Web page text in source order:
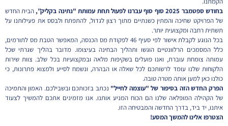
בחודש ספטמבר 2025 סוף סוף עברנו לפעול תחת עמותת "נתינה בקליק”,
הבית החדש
של הפרויקט שחיכה והמתין כשנתיים מתוך רצון לגדול, להתפתח ולבסס את פעילותנו על
תשתית רחבה ומקצועית יותר.
בכל הנוגע לקבלת אישור לפי סעיף 46 לפקודת מס הכנסה, המאפשר הטבת מס לתורמים,
כלל המסמכים הרלוונטיים הוגשו ותהליך הבחינה בעיצומו. מדובר בהליך שגרתי שכל
עמותה צומחת עוברת, ואנו פועלים בשקיפות מלאה ובמקצועיות בכל שלב. צוות שירות
הלקוחות שלנו עומד לרשותכם לכל שאלה או הבהרה, ונשמח לסייע ולמצוא פתרונות, כי
כולנו כאן למען אותה מטרה טובה.
הפרק החדש הזה בסיפור של "עוצמה לחייל" נכתב בזכותכם ובשבילכם. האמון והתמיכה
של הקהילה המופלאה שלנו הם הכוח המניע אותנו. אנו מזמינים אתכם להמשיך לצעוד
איתנו, יד ביד, בדרך החדשה והמבטיחה הזו.
הצטרפו אלינו להמשך המסע!